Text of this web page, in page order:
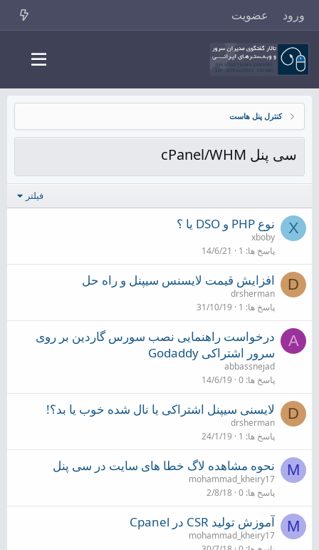
ورود عضویت
کنترل پنل هاست
سی پنل cPanel/WHM
فیلتر
X نوع PHP و DSO یا ؟
xboby
پاسخ ها 1
14/6/21
D افزایش قیمت لایسنس سیپنل و راه حل
drsherman
پاسخ ها 1
31/10/19
A
درخواست راهنمایی نصب سورس گاردین بر روی
سرور اشتراکی Godaddy
abbassnejad
پاسخ ها 0
14/6/19
D لایسنی سیپنل اشتراکی یا نال شده خوب یا بد؟!
drsherman
پاسخ ها 1
24/1/19
M نحوه مشاهده لاگ خطا های سایت در سی پنل
mohammad_kheiry17
پاسخ ها 0
2/8/18
M آموزش تولید CSR در Cpanel
mohammad_kheiry17